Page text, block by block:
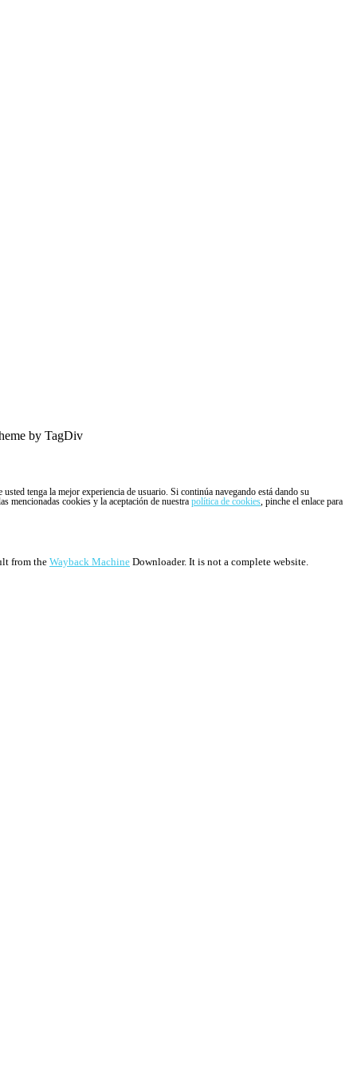
by TagDiv
tenga la mejor experiencia de usuario. Si continúa navegando está dando su
mencionadas cookies y la aceptación de nuestra política de cookies, pinche el enlace para
from the Wayback Machine Downloader. It is not a complete website.